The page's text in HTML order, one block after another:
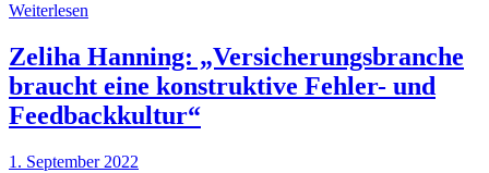
Weiterlesen
Zeliha Hanning: „Versicherungsbranche
braucht eine konstruktive Fehler- und
Feedbackkultur“
1. September 2022